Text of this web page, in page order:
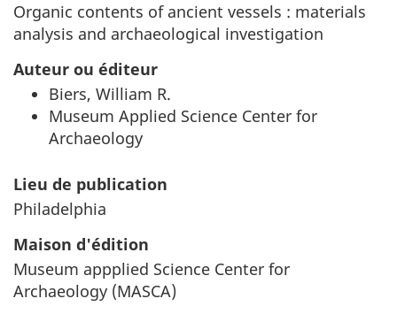
Organic contents of ancient vessels : materials
analysis and archaeological investigation
Auteur ou éditeur
Biers, William R.
Museum Applied Science Center for
Archaeology
Lieu de publication
Philadelphia
Maison d'édition
Museum appplied Science Center for
Archaeology (MASCA)